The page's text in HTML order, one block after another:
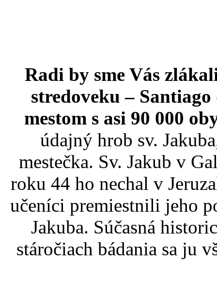
Radi by sme Vás
stredoveku –
mestom s asi 90 000
údajný hrob sv.
mestečka. Sv. Jakub v
roku 44 ho nechal v
učeníci premiestnili jeho
Jakuba. Súčasná
stáročiach bádania sa ju